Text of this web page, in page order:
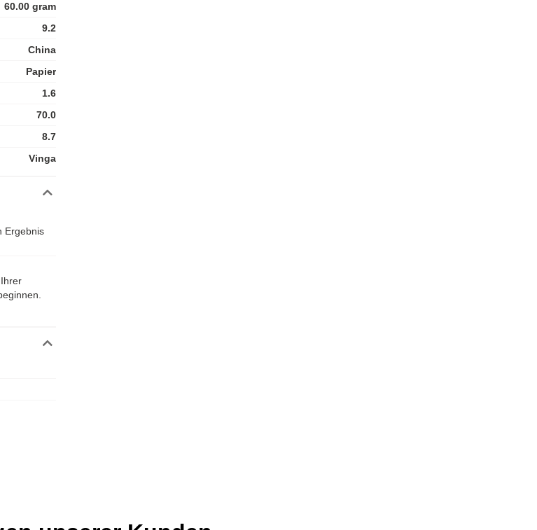
60.00 gram
9.2
China
Papier
1.6
70.0
8.7
Vinga
Ergebnis